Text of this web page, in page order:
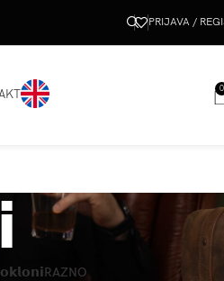
PRIJAVA /
0
RAZNO